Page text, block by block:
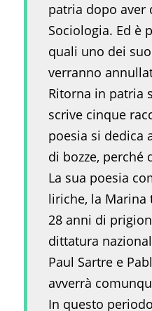
patria dopo aver
Sociologia. Ed è
quali uno dei
verranno
Ritorna in patria
scrive cinque
poesia si dedica
di bozze, perché
La sua poesia
liriche, la Marina
28 anni di
dittatura
Paul Sartre e
avverrà
In questo